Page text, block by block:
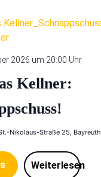
2026 um 20:00 Uhr
Kellner:
Nikolaus-Straße 25, Bayreuth
Weiterlesen